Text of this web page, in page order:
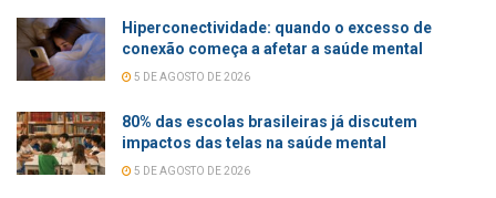
Hiperconectividade: quando o excesso de
conexão começa a afetar a saúde mental
5 DE AGOSTO DE 2026
80% das escolas brasileiras já discutem
impactos das telas na saúde mental
5 DE AGOSTO DE 2026